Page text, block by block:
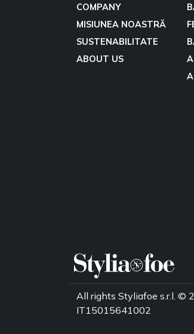
COMPANY
MISIUNEA NOASTRĂ
SUSTENABILITATE
ABOUT US
All rights Styliafoe s.r.l. ©
IT15015641002